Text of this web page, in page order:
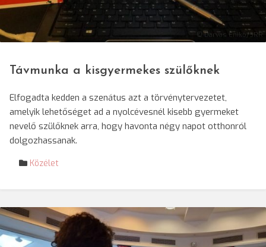
© Darvas Enikő/SRR
Távmunka a kisgyermekes szülőknek
Elfogadta kedden a szenátus azt a törvénytervezetet,
amelyik lehetőséget ad a nyolcévesnél kisebb gyermeket
nevelő szülőknek arra, hogy havonta négy napot otthonról
dolgozhassanak.
Közélet